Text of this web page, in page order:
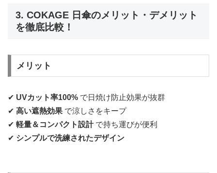
3. COKAGE 日傘のメリット・デメリット
を徹底比較！
メリット
✔ UVカット率100% で日焼け防止効果が抜群
✔ 高い遮熱効果 で涼しさをキープ
✔ 軽量＆コンパクト設計で持ち運びが便利
✔ シンプルで洗練されたデザイン